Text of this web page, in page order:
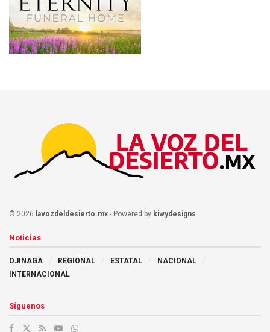
© 2026 lavozdeldesierto.mx - Powered by kiwydesigns
Noticias
OJINAGA REGIONAL ESTATAL
NACIONAL
INTERNACIONAL
Síguenos